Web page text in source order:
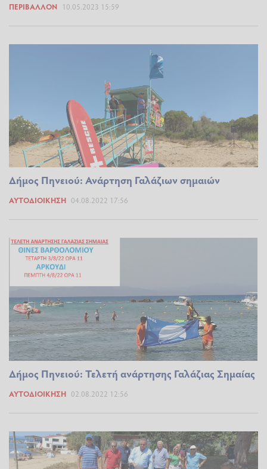
ΠΕΡΙΒΆΛΛΟΝ 10.05.2023 15:59
Δήμος Πηνειού: Ανάρτηση Γαλάζιων σημαιών
ΑΥΤΟΔΙΟΊΚΗΣΗ 04.08.2022 17:56
Δήμος Πηνειού: Τελετή ανάρτησης Γαλάζιας Σημαίας
ΑΥΤΟΔΙΟΊΚΗΣΗ 02.08.2022 12:56